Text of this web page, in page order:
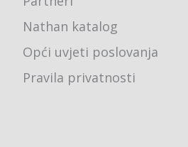
Nathan katalog
Opći uvjeti poslovanja
Pravila privatnosti